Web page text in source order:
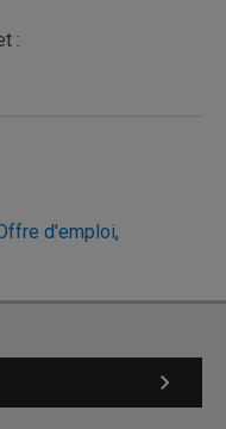
:
d'emploi,